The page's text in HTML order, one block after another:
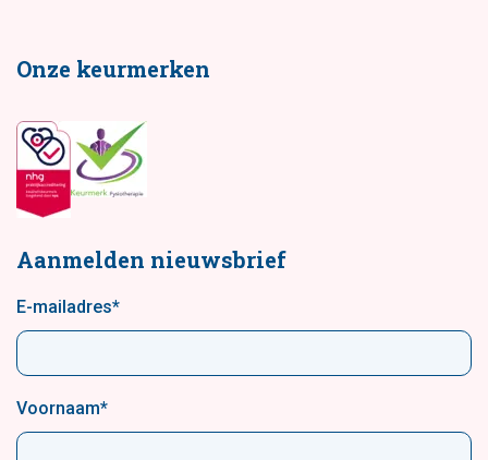
Onze keurmerken
Aanmelden nieuwsbrief
E-mailadres*
Voornaam*